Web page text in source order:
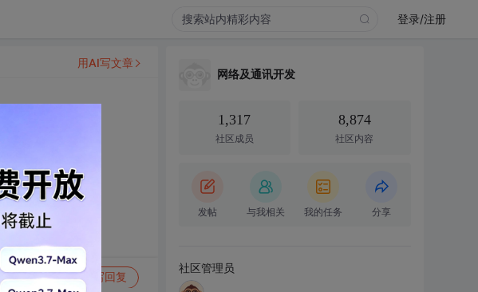
登录/注册
写回复
用AI写文章
网络及通讯开发
1,317
社区成员
8,874
社区内容
发帖 与我相关 我的任务 分享
社区管理员